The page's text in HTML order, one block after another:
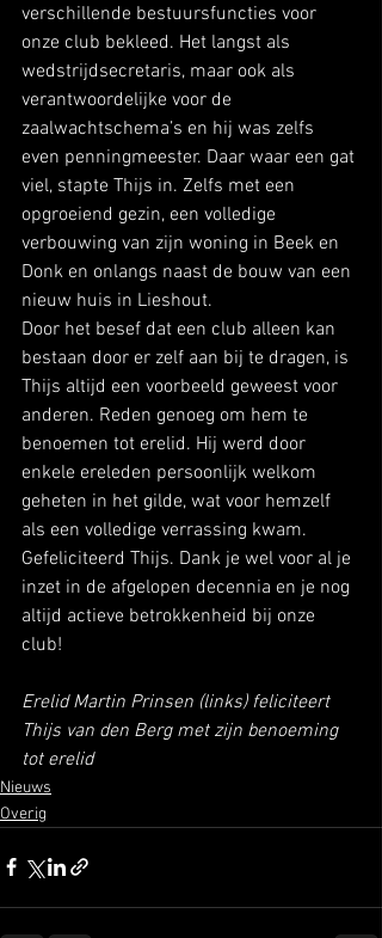
verschillende bestuursfuncties voor
onze club bekleed. Het langst als
wedstrijdsecretaris, maar ook als
verantwoordelijke voor de
zaalwachtschema’s en hij was zelfs
even penningmeester. Daar waar een gat
viel, stapte Thijs in. Zelfs met een
opgroeiend gezin, een volledige
verbouwing van zijn woning in Beek en
Donk en onlangs naast de bouw van een
nieuw huis in Lieshout.
Door het besef dat een club alleen kan
bestaan door er zelf aan bij te dragen, is
Thijs altijd een voorbeeld geweest voor
anderen. Reden genoeg om hem te
benoemen tot erelid. Hij werd door
enkele ereleden persoonlijk welkom
geheten in het gilde, wat voor hemzelf
als een volledige verrassing kwam.
Gefeliciteerd Thijs. Dank je wel voor al je
inzet in de afgelopen decennia en je nog
altijd actieve betrokkenheid bij onze
club!
Erelid Martin Prinsen (links) feliciteert
Thijs van den Berg met zijn benoeming
tot erelid
Nieuws
Overig